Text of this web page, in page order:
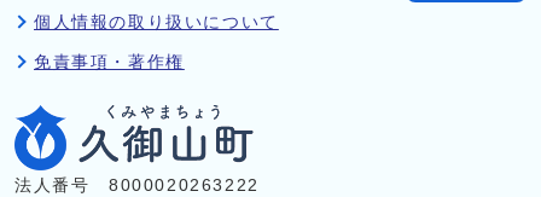
個人情報の取り扱いについて
免責事項・著作権
法人番号 8000020263222